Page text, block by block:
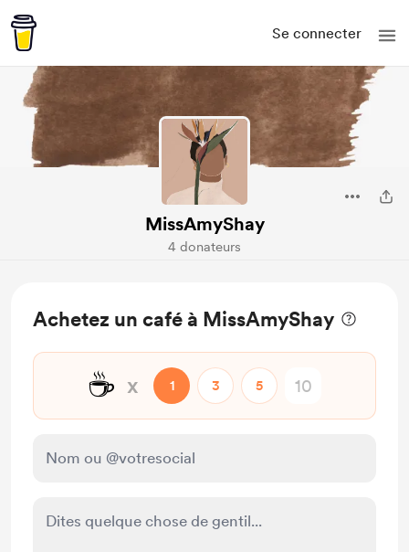
Se connecter
MissAmyShay
4 donateurs
Achetez un café à MissAmyShay
☕ x 1 3 5